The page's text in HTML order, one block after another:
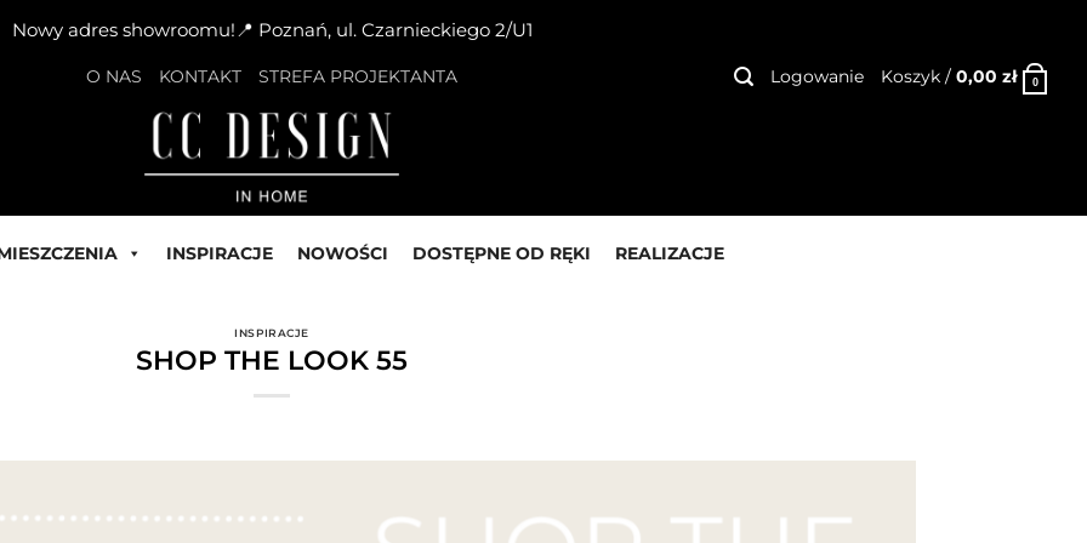
Nowy adres showroomu!📍 Poznań, ul. Czarnieckiego 2/U1
O NAS KONTAKT STREFA PROJEKTANTA Logowanie Koszyk / 0,00 zł 0
INSPIRACJE NOWOŚCI DOSTĘPNE OD RĘKI REALIZACJE
INSPIRACJE
SHOP THE LOOK 55